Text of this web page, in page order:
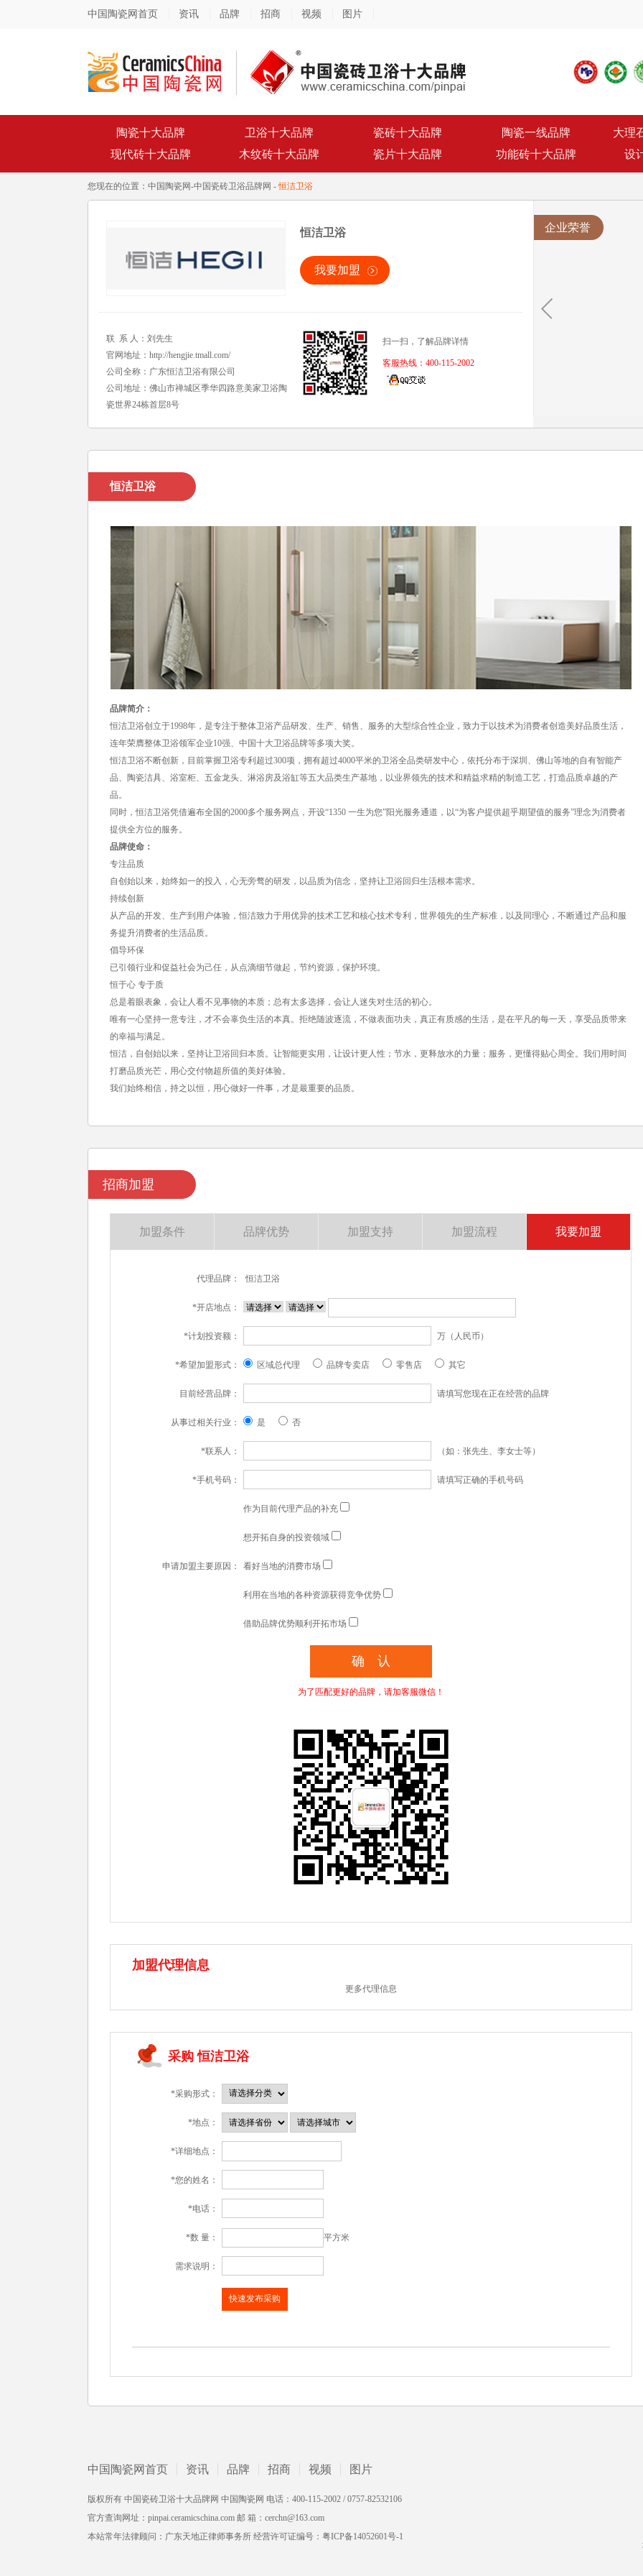
中国陶瓷网首页 资讯 品牌 招商 视频 图片
陶瓷十大品牌 卫浴十大品牌 瓷砖十大品牌 陶瓷一线品牌 大理
现代砖十大品牌
木纹砖十大品牌 瓷片十大品牌 功能砖十大品牌 设
您现在的位置： 中国陶瓷网-中国瓷砖卫浴品牌网 -恒洁卫浴
恒洁卫浴
我要加盟
联 系 人：刘先生
官网地址： http://hengjie.tmall.com/
公司全称：广东恒洁卫浴有限公司
公司地址：佛山市禅城区季华四路意美家卫浴陶
瓷世界24栋首层8号
扫一扫，了解品牌详情
客服热线：400-115-2002
企业荣誉
恒洁卫浴
品牌简介：
恒洁卫浴创立于1998年，是专注于整体卫浴产品研发、生产、销售、服务的大型综合性企业，致力于以技术为消费者创造美好品质生活，
连年荣膺整体卫浴领军企业10强、中国十大卫浴品牌等多项大奖。
恒洁卫浴不断创新，目前掌握卫浴专利超过300项，拥有超过4000平米的卫浴全品类研发中心，依托分布于深圳、佛山等地的自有智能产
品、陶瓷洁具、浴室柜、五金龙头、淋浴房及浴缸等五大品类生产基地，以业界领先的技术和精益求精的制造工艺，打造品质卓越的产
品。
同时，恒洁卫浴凭借遍布全国的2000多个服务网点，开设“1350 一生为您”阳光服务通道，以“为客户提供超乎期望值的服务”理念为消费者
提供全方位的服务。
品牌使命：
专注品质
自创始以来，始终如一的投入，心无旁骛的研发，以品质为信念，坚持让卫浴回归生活根本需求。
持续创新
从产品的开发、生产到用户体验，恒洁致力于用优异的技术工艺和核心技术专利，世界领先的生产标准，以及同理心，不断通过产品和服
务提升消费者的生活品质。
倡导环保
已引领行业和促益社会为己任，从点滴细节做起，节约资源，保护环境。
恒于心 专于质
总是着眼表象，会让人看不见事物的本质；总有太多选择，会让人迷失对生活的初心。
唯有一心坚持一意专注，才不会辜负生活的本真。拒绝随波逐流，不做表面功夫，真正有质感的生活，是在平凡的每一天，享受品质带来
的幸福与满足。
恒洁，自创始以来，坚持让卫浴回归本质。让智能更实用，让设计更人性；节水，更释放水的力量；服务，更懂得贴心周全。我们用时间
打磨品质光芒，用心交付物超所值的美好体验。
我们始终相信，持之以恒，用心做好一件事，才是最重要的品质。
招商加盟
加盟条件 品牌优势 加盟支持 加盟流程 我要加盟
代理品牌： 恒洁卫浴
*开店地点：
*计划投资额： 万（人民币）
*希望加盟形式： 区域总代理 品牌专卖店 零售店 其它
目前经营品牌： 请填写您现在正在经营的品牌
从事过相关行业： 是 否
*联系人： （如：张先生、李女士等）
*手机号码： 请填写正确的手机号码
申请加盟主要原因：
作为目前代理产品的补充
想开拓自身的投资领域
看好当地的消费市场
利用在当地的各种资源获得竞争优势
借助品牌优势顺利开拓市场
为了匹配更好的品牌，请加客服微信！
加盟代理信息
更多代理信息
采购 恒洁卫浴
*采购形式：
*地点：
*详细地点：
*您的姓名：
*电话：
*数 量： 平方米
需求说明：
中国陶瓷网首页 资讯 品牌 招商 视频 图片
版权所有 中国瓷砖卫浴十大品牌网 中国陶瓷网 电话：400-115-2002 / 0757-82532106
官方查询网址：pinpai.ceramicschina.com 邮 箱：cerchn@163.com
本站常年法律顾问：广东天地正律师事务所 经营许可证编号：粤ICP备14052601号-1